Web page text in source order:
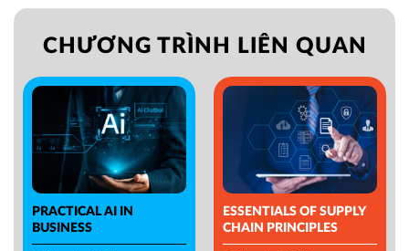
CHƯƠNG TRÌNH LIÊN QUAN
PRACTICAL AI IN
BUSINESS
ESSENTIALS OF SUPPLY
CHAIN PRINCIPLES